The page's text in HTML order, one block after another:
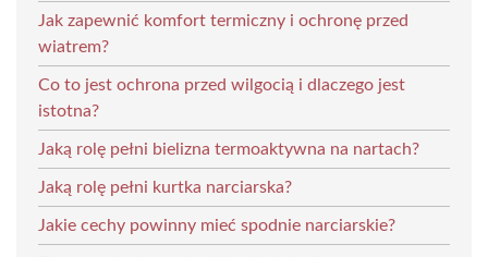
Jak zapewnić komfort termiczny i ochronę przed
wiatrem?
Co to jest ochrona przed wilgocią i dlaczego jest
istotna?
Jaką rolę pełni bielizna termoaktywna na nartach?
Jaką rolę pełni kurtka narciarska?
Jakie cechy powinny mieć spodnie narciarskie?